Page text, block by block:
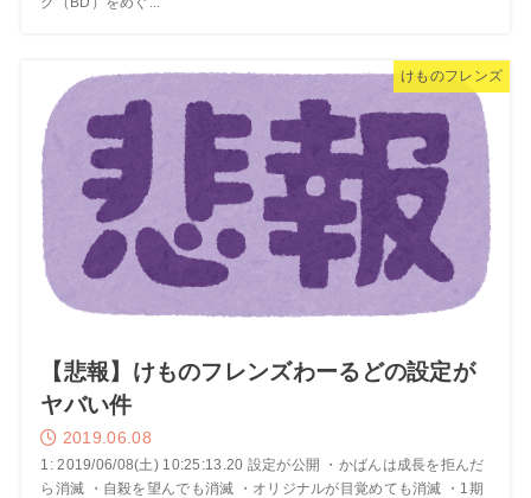
けものフレンズ
【悲報】けものフレンズわーるどの設定が
ヤバい件
2019.06.08
1: 2019/06/08(土) 10:25:13.20 設定が公開 ・かばんは成長を拒んだ
ら消滅 ・自殺を望んでも消滅 ・オリジナルが目覚めても消滅 ・1期